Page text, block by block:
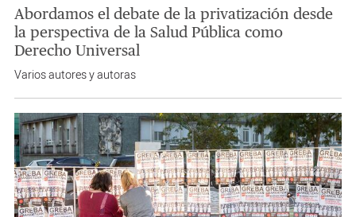
Abordamos el debate de la privatización desde
la perspectiva de la Salud Pública como
Derecho Universal
Varios autores y autoras